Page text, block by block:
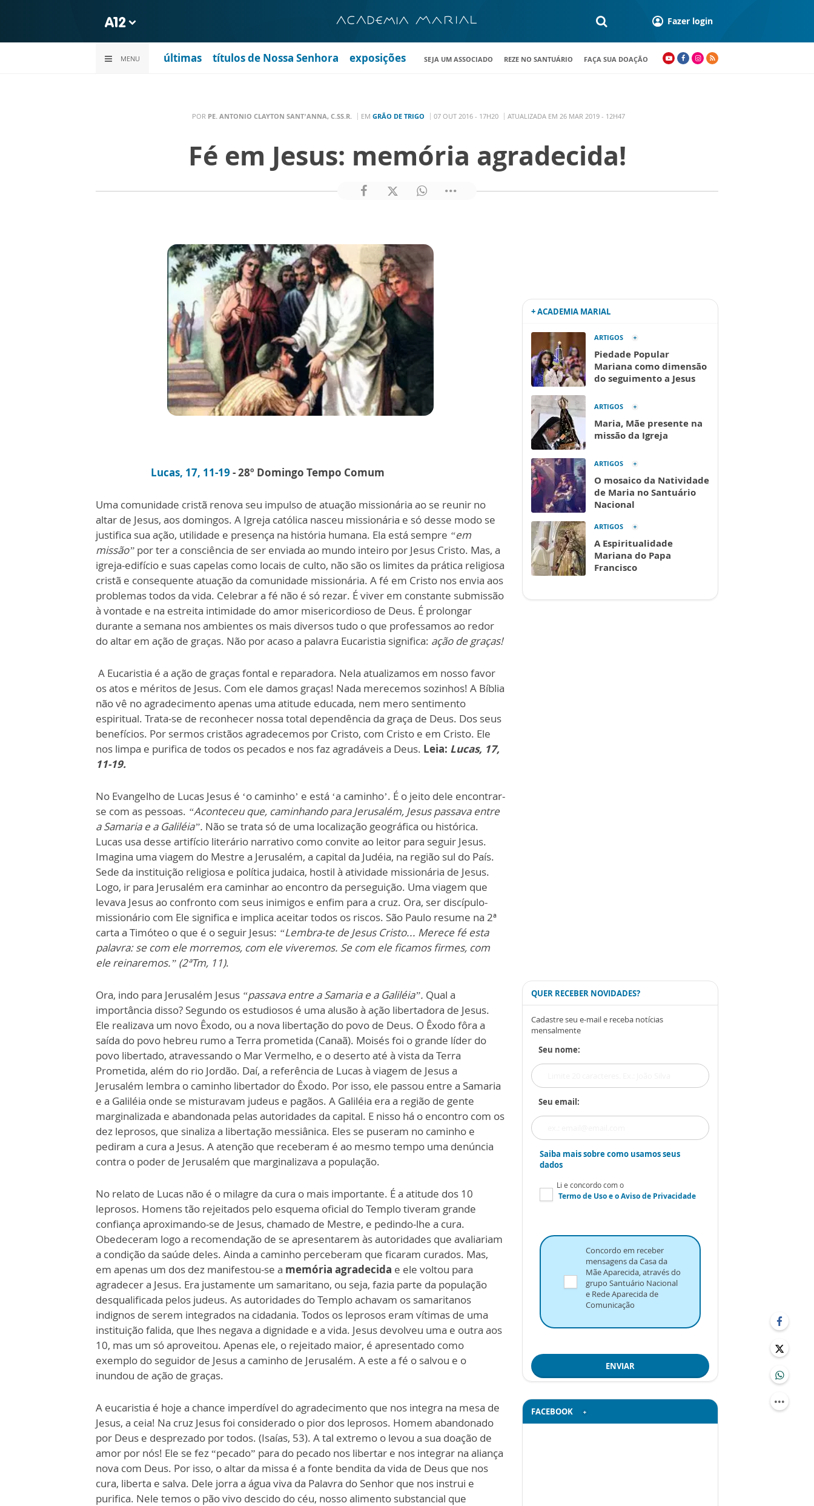
Fazer login
MENU últimas títulos de Nossa Senhora exposições SEJA UM ASSOCIADO REZE NO SANTUÁRIO FAÇA SUA DOAÇÃO
POR PE. ANTONIO CLAYTON SANT’ANNA, C.SS.R. EM GRÃO DE TRIGO 07 OUT 2016 - 17H20 ATUALIZADA EM 26 MAR 2019 - 12H47
Fé em Jesus: memória agradecida!
Lucas, 17, 11-19 - 28º Domingo Tempo Comum
Uma comunidade cristã renova seu impulso de atuação missionária ao se reunir no
altar de Jesus, aos domingos. A Igreja católica nasceu missionária e só desse modo se
justifica sua ação, utilidade e presença na história humana. Ela está sempre “em
missão” por ter a consciência de ser enviada ao mundo inteiro por Jesus Cristo. Mas, a
igreja-edifício e suas capelas como locais de culto, não são os limites da prática religiosa
cristã e consequente atuação da comunidade missionária. A fé em Cristo nos envia aos
problemas todos da vida. Celebrar a fé não é só rezar. É viver em constante submissão
à vontade e na estreita intimidade do amor misericordioso de Deus. É prolongar
durante a semana nos ambientes os mais diversos tudo o que professamos ao redor
do altar em ação de graças. Não por acaso a palavra Eucaristia significa: ação de graças!
A Eucaristia é a ação de graças fontal e reparadora. Nela atualizamos em nosso favor
os atos e méritos de Jesus. Com ele damos graças! Nada merecemos sozinhos! A Bíblia
não vê no agradecimento apenas uma atitude educada, nem mero sentimento
espiritual. Trata-se de reconhecer nossa total dependência da graça de Deus. Dos seus
benefícios. Por sermos cristãos agradecemos por Cristo, com Cristo e em Cristo. Ele
nos limpa e purifica de todos os pecados e nos faz agradáveis a Deus. Leia: Lucas, 17,
11-19.
No Evangelho de Lucas Jesus é ‘o caminho’ e está ‘a caminho’. É o jeito dele encontrar-
se com as pessoas. “Aconteceu que, caminhando para Jerusalém, Jesus passava entre
a Samaria e a Galiléia”. Não se trata só de uma localização geográfica ou histórica.
Lucas usa desse artifício literário narrativo como convite ao leitor para seguir Jesus.
Imagina uma viagem do Mestre a Jerusalém, a capital da Judéia, na região sul do País.
Sede da instituição religiosa e política judaica, hostil à atividade missionária de Jesus.
Logo, ir para Jerusalém era caminhar ao encontro da perseguição. Uma viagem que
levava Jesus ao confronto com seus inimigos e enfim para a cruz. Ora, ser discípulo-
missionário com Ele significa e implica aceitar todos os riscos. São Paulo resume na 2ª
carta a Timóteo o que é o seguir Jesus: “Lembra-te de Jesus Cristo... Merece fé esta
palavra: se com ele morremos, com ele viveremos. Se com ele ficamos firmes, com
ele reinaremos.” (2ªTm, 11).
Ora, indo para Jerusalém Jesus “passava entre a Samaria e a Galiléia”. Qual a
importância disso? Segundo os estudiosos é uma alusão à ação libertadora de Jesus.
Ele realizava um novo Êxodo, ou a nova libertação do povo de Deus. O Êxodo fôra a
saída do povo hebreu rumo a Terra prometida (Canaã). Moisés foi o grande líder do
povo libertado, atravessando o Mar Vermelho, e o deserto até à vista da Terra
Prometida, além do rio Jordão. Daí, a referência de Lucas à viagem de Jesus a
Jerusalém lembra o caminho libertador do Êxodo. Por isso, ele passou entre a Samaria
e a Galiléia onde se misturavam judeus e pagãos. A Galiléia era a região de gente
marginalizada e abandonada pelas autoridades da capital. E nisso há o encontro com os
dez leprosos, que sinaliza a libertação messiânica. Eles se puseram no caminho e
pediram a cura a Jesus. A atenção que receberam é ao mesmo tempo uma denúncia
contra o poder de Jerusalém que marginalizava a população.
No relato de Lucas não é o milagre da cura o mais importante. É a atitude dos 10
leprosos. Homens tão rejeitados pelo esquema oficial do Templo tiveram grande
confiança aproximando-se de Jesus, chamado de Mestre, e pedindo-lhe a cura.
Obedeceram logo a recomendação de se apresentarem às autoridades que avaliariam
a condição da saúde deles. Ainda a caminho perceberam que ficaram curados. Mas,
em apenas um dos dez manifestou-se a memória agradecida e ele voltou para
agradecer a Jesus. Era justamente um samaritano, ou seja, fazia parte da população
desqualificada pelos judeus. As autoridades do Templo achavam os samaritanos
indignos de serem integrados na cidadania. Todos os leprosos eram vítimas de uma
instituição falida, que lhes negava a dignidade e a vida. Jesus devolveu uma e outra aos
10, mas um só aproveitou. Apenas ele, o rejeitado maior, é apresentado como
exemplo do seguidor de Jesus a caminho de Jerusalém. A este a fé o salvou e o
inundou de ação de graças.
A eucaristia é hoje a chance imperdível do agradecimento que nos integra na mesa de
Jesus, a ceia! Na cruz Jesus foi considerado o pior dos leprosos. Homem abandonado
por Deus e desprezado por todos. (Isaías, 53). A tal extremo o levou a sua doação de
amor por nós! Ele se fez “pecado” para do pecado nos libertar e nos integrar na aliança
nova com Deus. Por isso, o altar da missa é a fonte bendita da vida de Deus que nos
cura, liberta e salva. Dele jorra a água viva da Palavra do Senhor que nos instrui e
purifica. Nele temos o pão vivo descido do céu, nosso alimento substancial que
+ ACADEMIA MARIAL
ARTIGOS
Piedade Popular
Mariana como dimensão
do seguimento a Jesus
ARTIGOS
Maria, Mãe presente na
missão da Igreja
ARTIGOS
O mosaico da Natividade
de Maria no Santuário
Nacional
ARTIGOS
A Espiritualidade
Mariana do Papa
Francisco
QUER RECEBER NOVIDADES?
Cadastre seu e-mail e receba notícias
mensalmente
Seu nome:
Seu email:
Saiba mais sobre como usamos seus
dados
Li e concordo com o
Termo de Usoe oAviso de Privacidade
Concordo em receber
mensagens da Casa da
Mãe Aparecida, através do
grupo Santuário Nacional
e Rede Aparecida de
Comunicação
ENVIAR
FACEBOOK